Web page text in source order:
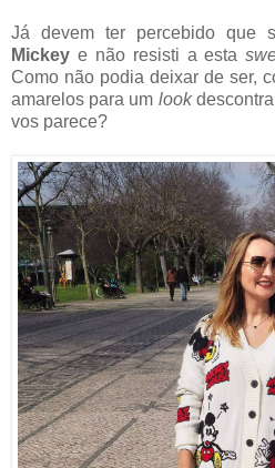
Já devem ter percebido que
Mickey e não resisti a esta
Como não podia deixar de ser,
amarelos para um look
vos parece?